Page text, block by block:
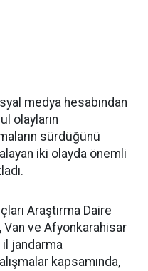
medya hesabından
olayların
sürdüğünü
iki olayda önemli
Araştırma Daire
Van ve Afyonkarahisar
il jandarma
kapsamında,